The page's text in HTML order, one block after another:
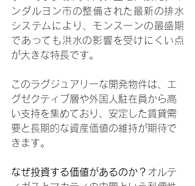
ンダルヨン市の整備された最新の排水
システムにより、モンスーンの最盛期
であっても洪水の影響を受けにくい点
が大きな特長です。
このラグジュアリーな開発物件は、エ
グゼクティブ層や外国人駐在員から高
い支持を集めており、安定した賃貸需
要と長期的な資産価値の維持が期待で
きます。
なぜ投資する価値があるのか？ オルテ